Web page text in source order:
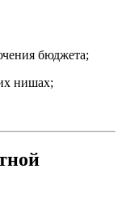
бюджета;
нишах;